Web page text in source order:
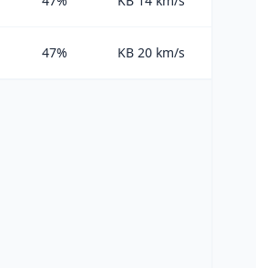
47% KB 20 km/s